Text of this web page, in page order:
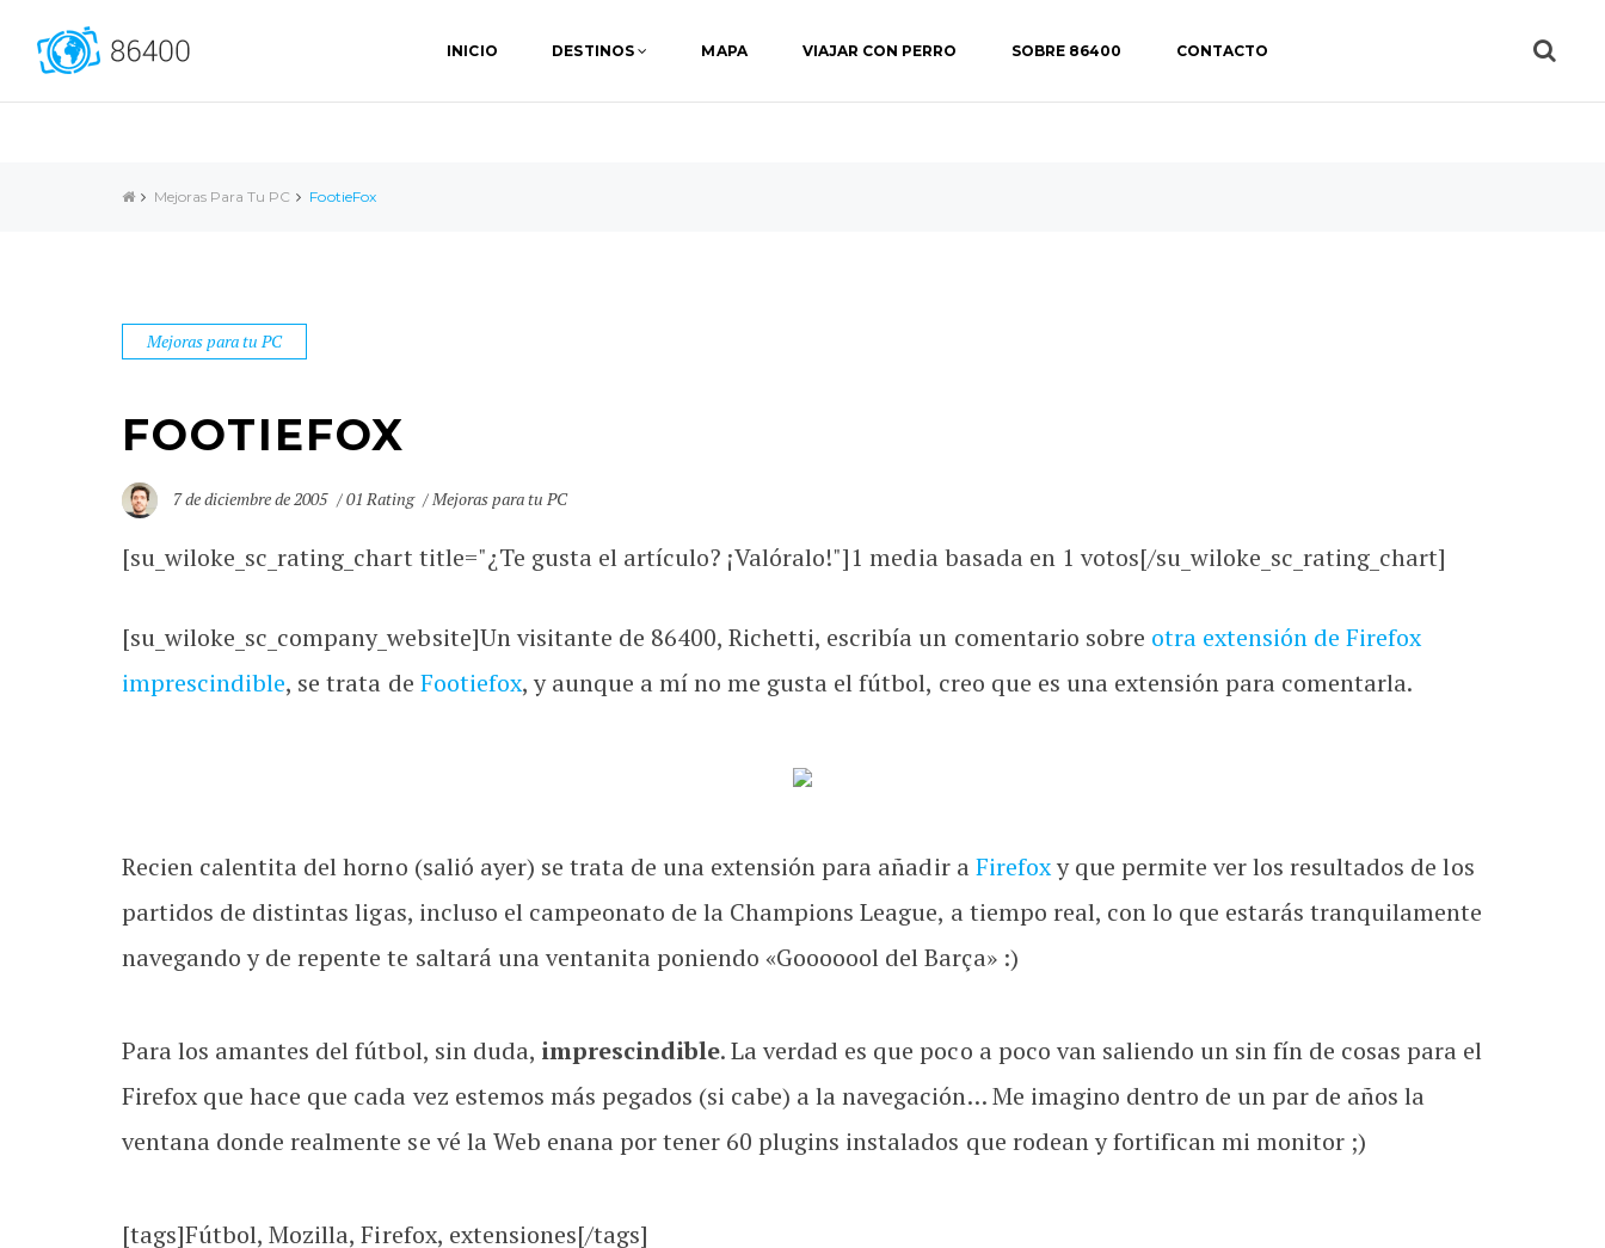
INICIO DESTINOS MAPA VIAJAR CON PERRO SOBRE 86400 CONTACTO
Mejoras Para Tu PC FootieFox
Mejoras para tu PC
FOOTIEFOX
7 de diciembre de 2005 01 Rating Mejoras para tu PC
[su_wiloke_sc_rating_chart title="¿Te gusta el artículo? ¡Valóralo!"]1 media basada en 1 votos[/su_wiloke_sc_rating_chart]
[su_wiloke_sc_company_website]Un visitante de 86400, Richetti, escribía un comentario sobre otra extensión de Firefox
imprescindible, se trata de Footiefox, y aunque a mí no me gusta el fútbol, creo que es una extensión para comentarla.
Recien calentita del horno (salió ayer) se trata de una extensión para añadir a Firefoxy que permite ver los resultados de los
partidos de distintas ligas, incluso el campeonato de la Champions League, a tiempo real, con lo que estarás tranquilamente
navegando y de repente te saltará una ventanita poniendo «Gooooool del Barça» :)
Para los amantes del fútbol, sin duda, imprescindible. La verdad es que poco a poco van saliendo un sin fín de cosas para el
Firefox que hace que cada vez estemos más pegados (si cabe) a la navegación… Me imagino dentro de un par de años la
ventana donde realmente se vé la Web enana por tener 60 plugins instalados que rodean y fortifican mi monitor ;)
[tags]Fútbol, Mozilla, Firefox, extensiones[/tags]